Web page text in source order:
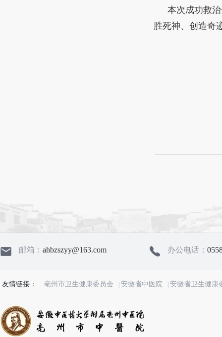
本次成功救
胜死神、创造奇
邮箱： ahbzszyy@163.com 办公电话：
友情链接： 亳州市卫生健康委员会 安徽省中医院 安徽省卫生健康